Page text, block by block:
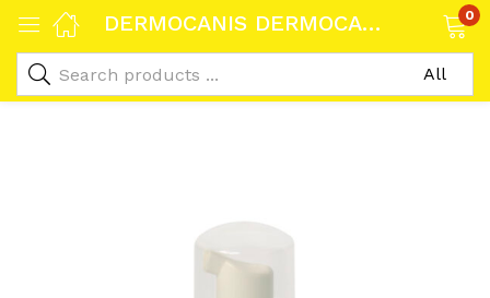
DERMOCANIS DERMOCARE ESPUMA E+P 150ML 0